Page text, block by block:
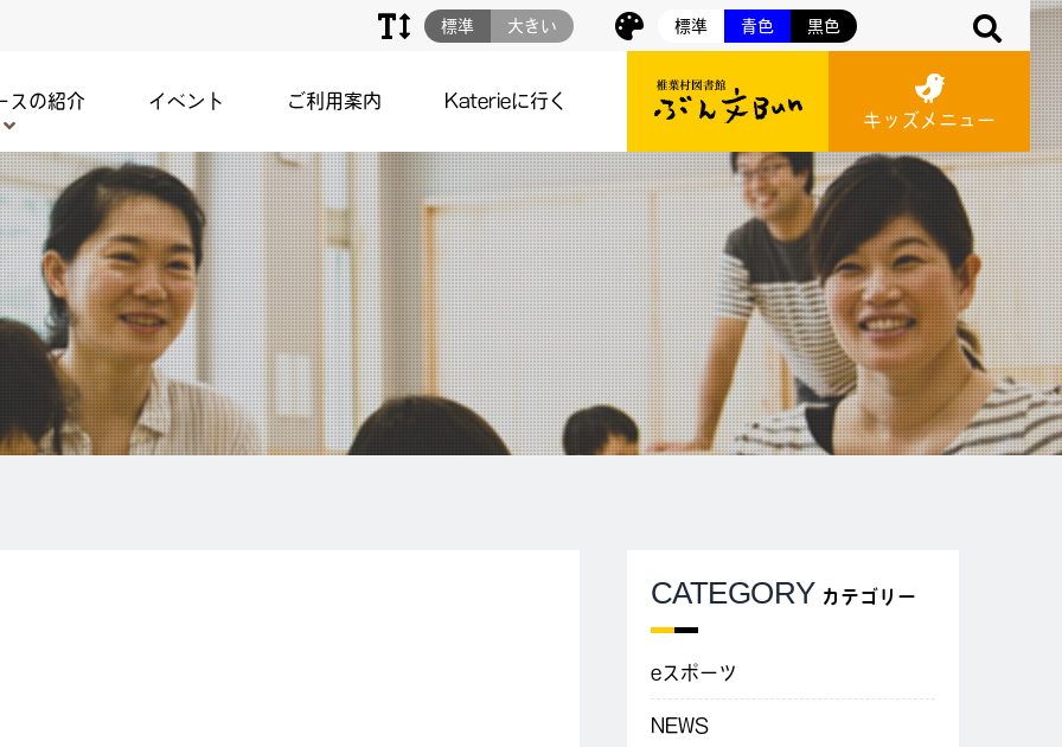
標準 青色 黒色
標準 大きい
スの紹介 イベント ご利用案内
Katerieに行く
キッズメニュー
CATEGORY カテゴリー
eスポーツ
NEWS